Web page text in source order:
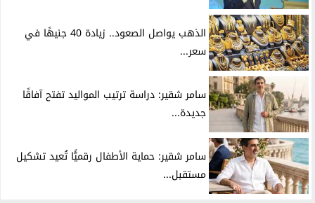
الذهب يواصل الصعود.. زيادة 40 جنيهًا في
سعر...
سامر شقير: دراسة ترتيب المواليد تفتح آفاقًا
جديدة...
سامر شقير: حماية الأطفال رقميًّا تُعيد تشكيل
مستقبل...